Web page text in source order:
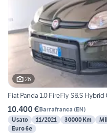
26
Fiat Panda 1.0 FireFly S&S Hybrid
10.400 €Barrafranca (EN)
Usato
11/2021 30000 Km
Euro 6e